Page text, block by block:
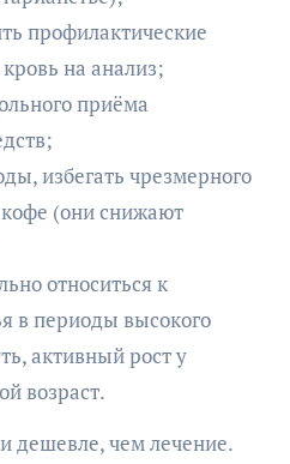
профилактические
на анализ;
приёма
избегать чрезмерного
(они снижают
относиться к
в периоды высокого
активный рост у
возраст.
дешевле, чем лечение.